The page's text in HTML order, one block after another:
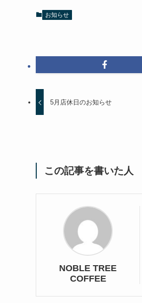
お知らせ
5月店休日のお知らせ
この記事を書いた人
NOBLE TREE
COFFEE